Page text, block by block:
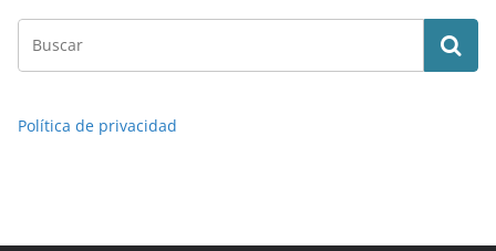
Política de privacidad